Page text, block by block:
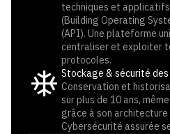
techniques et applicatifs
(Building Operating
(API). Une plateforme
centraliser et exploiter
protocoles.
Stockage & sécurité des
Conservation et
sur plus de 10 ans,
grâce à son architecture
Cybersécurité assurée